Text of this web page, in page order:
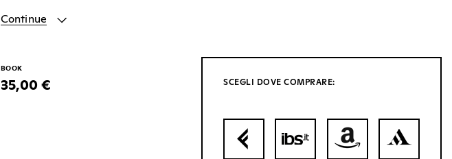
Continue
BOOK
35,00 € SCEGLI DOVE COMPRARE: